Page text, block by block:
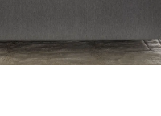
Vintage
Tiny House